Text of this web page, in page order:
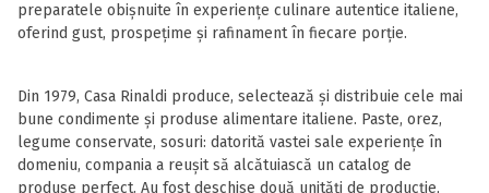
preparatele obișnuite în experiențe culinare autentice italiene,
oferind gust, prospețime și rafinament în fiecare porție.
Din 1979, Casa Rinaldi produce, selectează și distribuie cele mai
bune condimente și produse alimentare italiene. Paste, orez,
legume conservate, sosuri: datorită vastei sale experiențe în
domeniu, compania a reușit să alcătuiască un catalog de
produse perfect. Au fost deschise două unități de producție,